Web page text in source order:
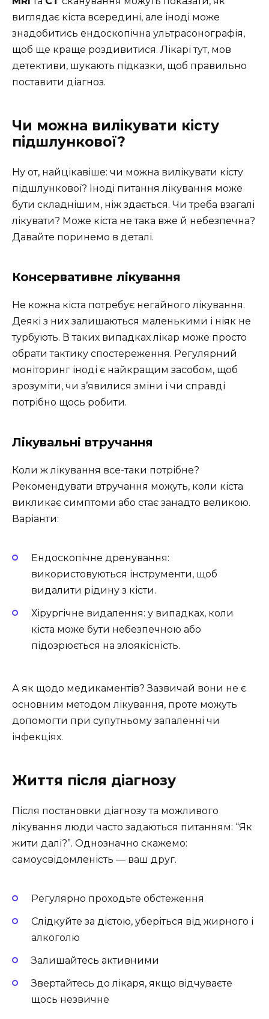
виглядає кіста всередині, але іноді може
знадобитись ендоскопічна ультрасонографія,
щоб ще краще роздивитися. Лікарі тут, мов
детективи, шукають підказки, щоб правильно
поставити діагноз.
Чи можна вилікувати кісту
підшлункової?
Ну от, найцікавіше: чи можна вилікувати кісту
підшлункової? Іноді питання лікування може
бути складнішим, ніж здається. Чи треба взагалі
лікувати? Може кіста не така вже й небезпечна?
Давайте поринемо в деталі.
Консервативне лікування
Не кожна кіста потребує негайного лікування.
Деякі з них залишаються маленькими і ніяк не
турбують. В таких випадках лікар може просто
обрати тактику спостереження. Регулярний
моніторинг іноді є найкращим засобом, щоб
зрозуміти, чи з’явилися зміни і чи справді
потрібно щось робити.
Лікувальні втручання
Коли ж лікування все-таки потрібне?
Рекомендувати втручання можуть, коли кіста
викликає симптоми або стає занадто великою.
Варіанти:
Ендоскопічне дренування:
використовуються інструменти, щоб
видалити рідину з кісти.
Хірургічне видалення: у випадках, коли
кіста може бути небезпечною або
підозрюється на злоякісність.
А як щодо медикаментів? Зазвичай вони не є
основним методом лікування, проте можуть
допомогти при супутньому запаленні чи
інфекціях.
Життя після діагнозу
Після постановки діагнозу та можливого
лікування люди часто задаються питанням: “Як
жити далі?”. Однозначно скажемо:
самоусвідомленість — ваш друг.
Регулярно проходьте обстеження
Слідкуйте за дієтою, уберіться від жирного і
алкоголю
Залишайтесь активними
Звертайтесь до лікаря, якщо відчуваєте
щось незвичне